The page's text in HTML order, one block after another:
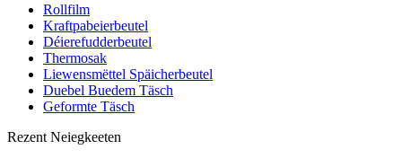
Rollfilm
Kraftpabeierbeutel
Déierefudderbeutel
Thermosak
Liewensmëttel Späicherbeutel
Duebel Buedem Täsch
Geformte Täsch
Rezent Neiegkeeten